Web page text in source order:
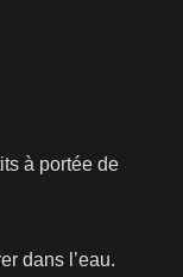
à portée de
dans l’eau.